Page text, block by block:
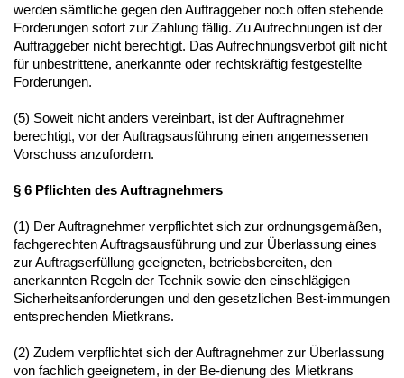
werden sämtliche gegen den Auftraggeber noch offen stehende
Forderungen sofort zur Zahlung fällig. Zu Aufrechnungen ist der
Auftraggeber nicht berechtigt. Das Aufrechnungsverbot gilt nicht
für unbestrittene, anerkannte oder rechtskräftig festgestellte
Forderungen.
(5) Soweit nicht anders vereinbart, ist der Auftragnehmer
berechtigt, vor der Auftragsausführung einen angemessenen
Vorschuss anzufordern.
§ 6 Pflichten des Auftragnehmers
(1) Der Auftragnehmer verpflichtet sich zur ordnungsgemäßen,
fachgerechten Auftragsausführung und zur Überlassung eines
zur Auftragserfüllung geeigneten, betriebsbereiten, den
anerkannten Regeln der Technik sowie den einschlägigen
Sicherheitsanforderungen und den gesetzlichen Best-immungen
entsprechenden Mietkrans.
(2) Zudem verpflichtet sich der Auftragnehmer zur Überlassung
von fachlich geeignetem, in der Be-dienung des Mietkrans